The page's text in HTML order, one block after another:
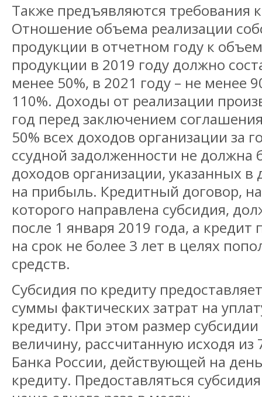
Также предъявляются требования
Отношение объема реализации
продукции в отчетном году к
продукции в 2019 году должно
менее 50%, в 2021 году – не менее
110%. Доходы от реализации
год перед заключением
50% всех доходов организации за
ссудной задолженности не должна
доходов организации, указанных в
на прибыль. Кредитный договор,
которого направлена субсидия,
после 1 января 2019 года, а кредит
на срок не более 3 лет в целях
средств.
Субсидия по кредиту
суммы фактических затрат на
кредиту. При этом размер
величину, рассчитанную исходя из
Банка России, действующей на
кредиту. Предоставляться